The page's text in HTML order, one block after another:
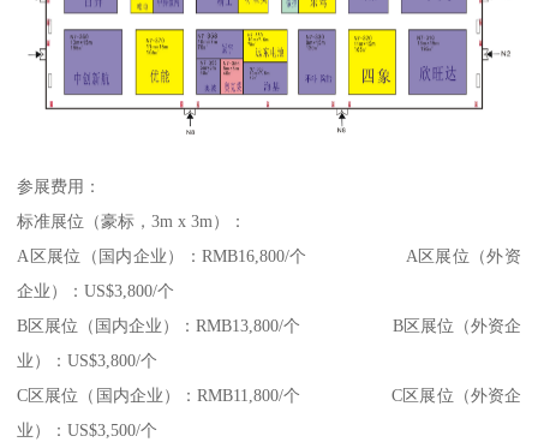
参展费用：
标准展位（豪标，3m x 3m）：
A区展位（国内企业）：RMB16,800/个 A区展位（外资
企业）：US$3,800/个
B区展位（国内企业）：RMB13,800/个 B区展位（外资企
业）：US$3,800/个
C区展位（国内企业）：RMB11,800/个 C区展位（外资企
业）：US$3,500/个